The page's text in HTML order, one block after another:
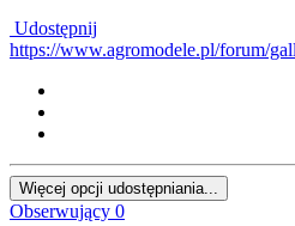
Udostępnij
https://www.agromodele.pl/forum/
Więcej opcji udostępniania...
Obserwujący 0